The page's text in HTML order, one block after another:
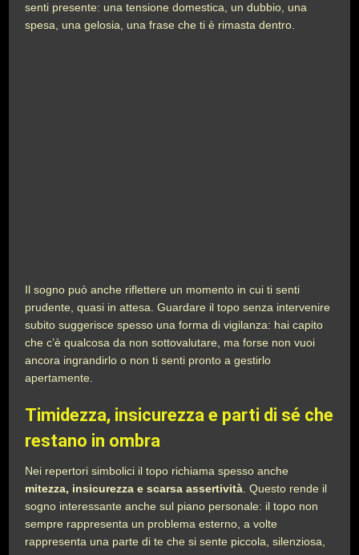
senti presente: una tensione domestica, un dubbio, una
spesa, una gelosia, una frase che ti è rimasta dentro.
Il sogno può anche riflettere un momento in cui ti senti
prudente, quasi in attesa. Guardare il topo senza intervenire
subito suggerisce spesso una forma di vigilanza: hai capito
che c’è qualcosa da non sottovalutare, ma forse non vuoi
ancora ingrandirlo o non ti senti pronto a gestirlo
apertamente.
Timidezza, insicurezza e parti di sé che
restano in ombra
Nei repertori simbolici il topo richiama spesso anche
mitezza, insicurezza e scarsa assertività . Questo rende il
sogno interessante anche sul piano personale: il topo non
sempre rappresenta un problema esterno, a volte
rappresenta una parte di te che si sente piccola, silenziosa,